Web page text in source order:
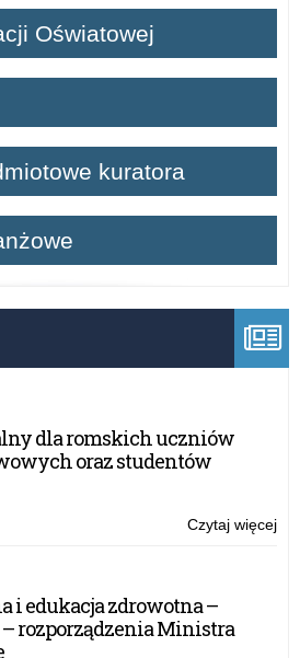
Oświatowej
kuratora
dla romskich uczniów
oraz studentów
Czytaj więcej
i edukacja zdrowotna –
rozporządzenia Ministra